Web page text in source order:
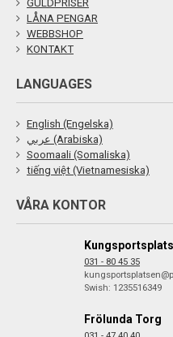
GULDPRISER
LÅNA PENGAR
WEBBSHOP
KONTAKT
LANGUAGES
English (Engelska)
عربي (Arabiska)
Soomaali (Somaliska)
tiếng việt (Vietnamesiska)
VÅRA KONTOR
031 - 80 45 35
Swish: 1235516349
Frölunda Torg